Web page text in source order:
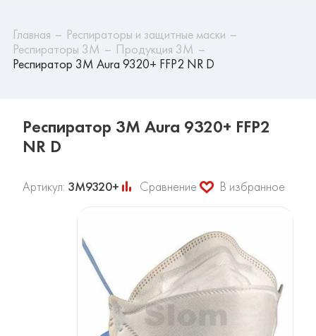
Главная
Респираторы и защитные маски
Респираторы 3М
Продукция 3М
Респиратор 3М Aura 9320+ FFP2 NR D
Респиратор 3М Aura 9320+ FFP2
NR D
Артикул: 3М9320+ Сравнение В избранное